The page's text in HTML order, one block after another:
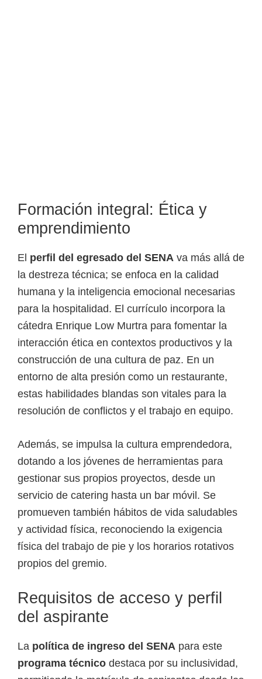
Formación integral: Ética y
emprendimiento
El perfil del egresado del SENA va más allá de
la destreza técnica; se enfoca en la calidad
humana y la inteligencia emocional necesarias
para la hospitalidad. El currículo incorpora la
cátedra Enrique Low Murtra para fomentar la
interacción ética en contextos productivos y la
construcción de una cultura de paz. En un
entorno de alta presión como un restaurante,
estas habilidades blandas son vitales para la
resolución de conflictos y el trabajo en equipo.
Además, se impulsa la cultura emprendedora,
dotando a los jóvenes de herramientas para
gestionar sus propios proyectos, desde un
servicio de catering hasta un bar móvil. Se
promueven también hábitos de vida saludables
y actividad física, reconociendo la exigencia
física del trabajo de pie y los horarios rotativos
propios del gremio.
Requisitos de acceso y perfil
del aspirante
La política de ingreso del SENA para este
programa técnico destaca por su inclusividad,